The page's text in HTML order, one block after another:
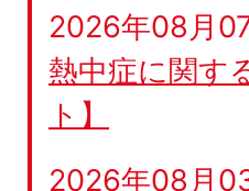
2026年08月
熱中症に関す
ト】
2026年08月